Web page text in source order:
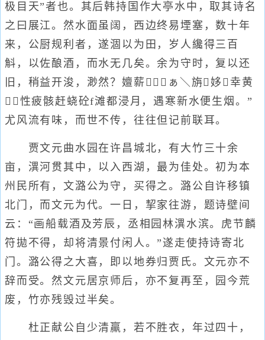
极目天”者也。其后韩持国作大亭水中，取其诗名
之曰展江。然水面虽阔，西边终易堙塞，数十年
来，公厨规利者，遂涸以为田，岁人纔得三百
斛，以佐酿酒，而水无几矣。余为守时，复以还
旧，稍益开浚，渺然？嬗薪ぁ＼旃姼幸黄
性疲骸赶蛲砼f滩都浸月，遇寒新水便生烟。”
尤风流有味，而世不传，往往但记前联耳。
贾文元曲水园在许昌城北，有大竹三十余
亩，潩河贯其中，以入西湖，最为佳处。初为本
州民所有，文潞公为守，买得之。潞公自许移镇
北门，而文元为代。一日，挈家往游，题诗壁间
云：“画船载酒及芳辰，丞相园林潩水滨。虎节麟
符拋不得，却将清景付闲人。”遂走使持诗寄北
门。潞公得之大喜，即以地券归贾氏。文元亦不
辞而受。然文元居京师后，亦不复再至，园今荒
废，竹亦残毁过半矣。
杜正献公自少清羸，若不胜衣，年过四十，